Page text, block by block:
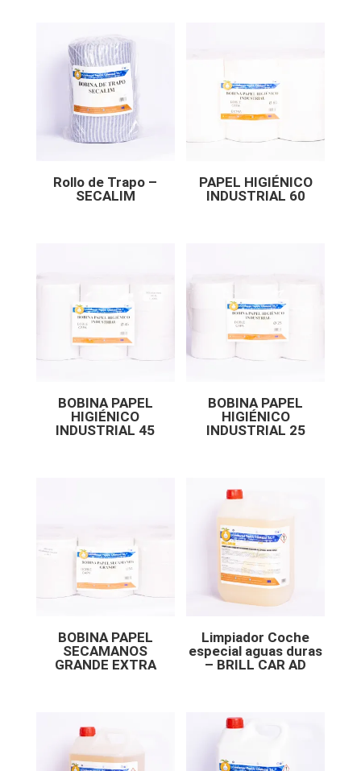
Rollo de Trapo –
SECALIM
PAPEL HIGIÉNICO
INDUSTRIAL 60
BOBINA PAPEL
HIGIÉNICO
INDUSTRIAL 45
BOBINA PAPEL
HIGIÉNICO
INDUSTRIAL 25
BOBINA PAPEL
SECAMANOS
GRANDE EXTRA
Limpiador Coche
especial aguas duras
– BRILL CAR AD